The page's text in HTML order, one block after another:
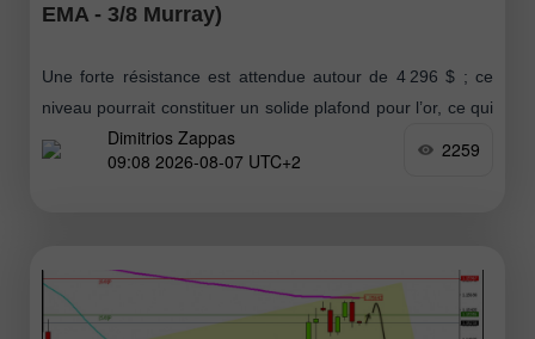
EMA - 3/8 Murray)
Une forte résistance est attendue autour de 4 296 $ ; ce
niveau pourrait constituer un solide plafond pour l’or, ce qui
impliquerait une correction technique en dessous de cette
Dimitrios Zappas
09:08 2026-08-07 UTC+2
2259